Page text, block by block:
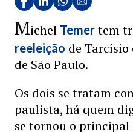
Michel Temer tem
reeleição de Tarcísio
de São Paulo.
Os dois se tratam
paulista, há quem
se tornou o principal